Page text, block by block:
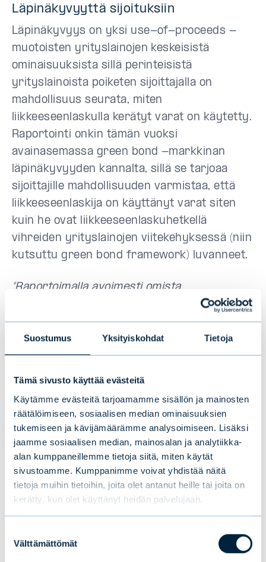
Suostumus Yksityiskohdat Tietoja
Tämä sivusto käyttää evästeitä
Käytämme evästeitä tarjoamamme sisällön ja mainosten
räätälöimiseen, sosiaalisen median ominaisuuksien
tukemiseen ja kävijämäärämme analysoimiseen. Lisäksi
jaamme sosiaalisen median, mainosalan ja analytiikka-
alan kumppaneillemme tietoja siitä, miten käytät
sivustoamme. Kumppanimme voivat yhdistää näitä
tietoja muihin tietoihin, joita olet antanut heille tai joita on
kerätty, kun olet käyttänyt heidän palvelujaan.
valinta
Välttämättömät
Läpinäkyvyyttä sijoituksiin
Läpinäkyvyys on yksi use-of-proceeds -
muotoisten yrityslainojen keskeisistä
ominaisuuksista sillä perinteisistä
yrityslainoista poiketen sijoittajalla on
mahdollisuus seurata, miten
liikkeeseenlaskulla kerätyt varat on käytetty.
Raportointi onkin tämän vuoksi
avainasemassa green bond -markkinan
läpinäkyvyyden kannalta, sillä se tarjoaa
sijoittajille mahdollisuuden varmistaa, että
liikkeeseenlaskija on käyttänyt varat siten
kuin he ovat liikkeeseenlaskuhetkellä
vihreiden yrityslainojen viitekehyksessä (niin
kutsuttu green bond framework) luvanneet.
”Raportoimalla avoimesti omista
sijoituksistamme ja niiden vaikutuksista,
tavoitteenamme on tarjota asiakkaillemme
vastaavaa läpinäkyvyyttä heidän
sijoituksiinsa",Lakkonentoteaa.
Sekä Evli Green Corporate Bond -rahaston
ESG-raportti että allokaatio- ja
vaikuttavuusraportti löytyvät osoitteesta
www.evli.com/esg-raportit.
Kiinnostuitko aiheesta, lue lisää:
Evli tuo markkinoille ensimmäisen vihreän
yrityslainarahastonsa